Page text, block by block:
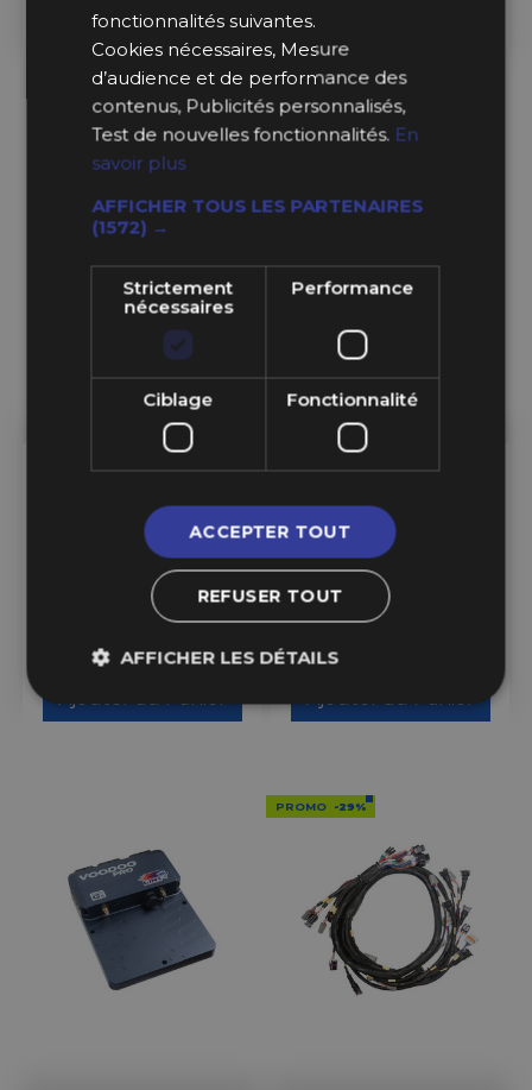
Ajouter au Panier Ajouter au Panier
Accessoires pour
Calculateurs Link ECU
Clavier de Commandes
CAN Link ECU
PROMO -29%
fonctionnalités suivantes.
Cookies nécessaires, Mesure
d’audience et de performance des
contenus, Publicités personnalisés,
Test de nouvelles fonctionnalités. En
savoir plus
AFFICHER TOUS LES PARTENAIRES
(1572) →
Strictement
nécessaires
Performance
Ciblage Fonctionnalité
ACCEPTER TOUT
REFUSER TOUT
AFFICHER LES DÉTAILS